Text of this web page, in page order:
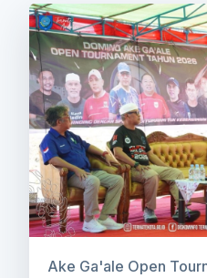
Ake Ga'ale Open